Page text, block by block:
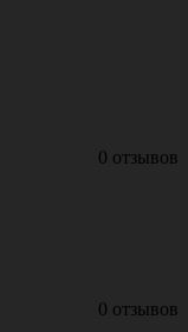
0 отзывов
0 отзывов